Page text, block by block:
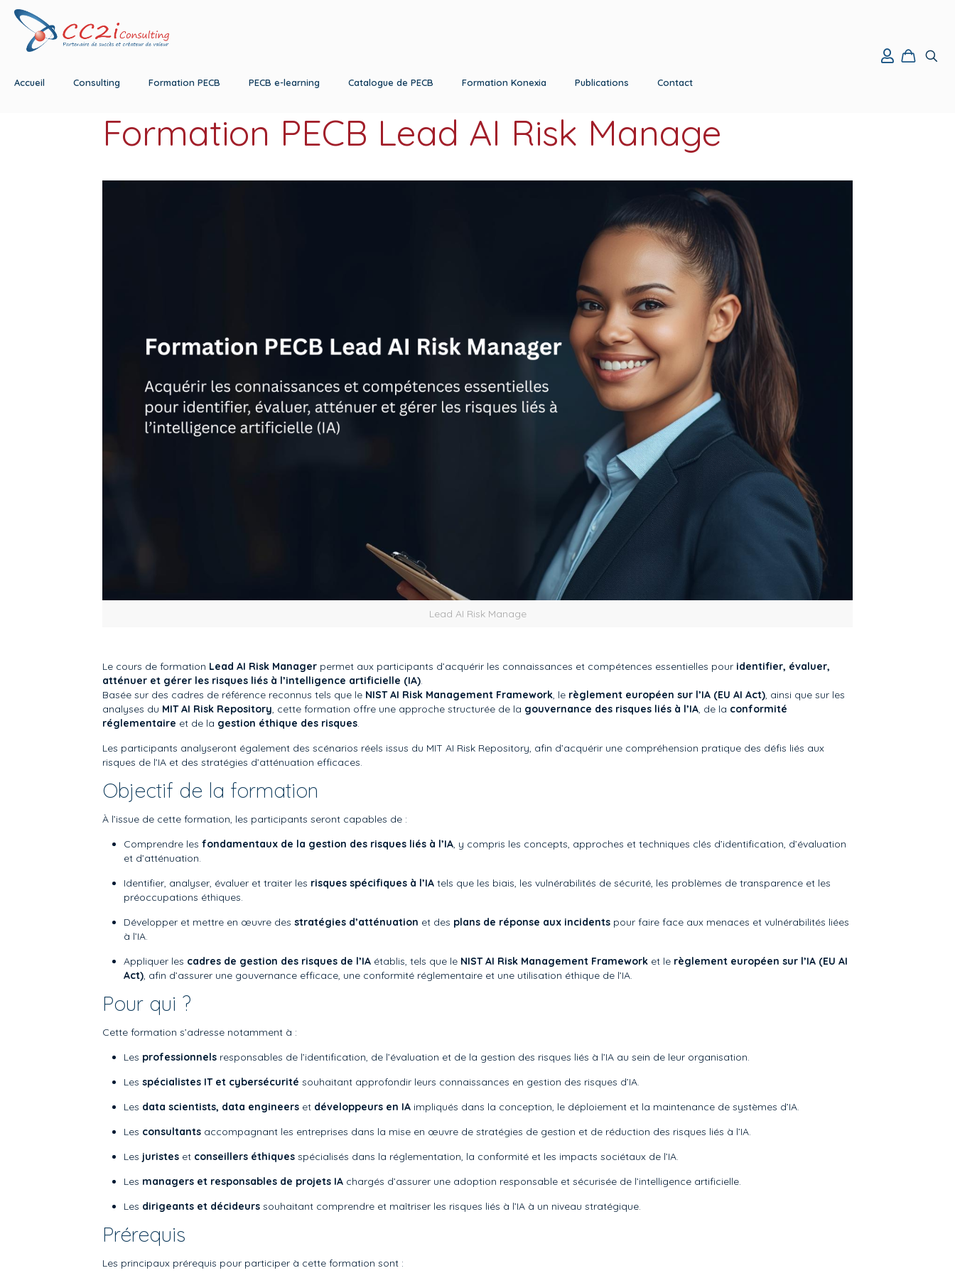
Accueil Consulting Formation PECB PECB e-learning Catalogue de PECB Formation Konexia Publications Contact
Formation PECB Lead AI Risk Manage
Lead AI Risk Manage
Le cours de formation Lead AI Risk Manager permet aux participants d’acquérir les connaissances et compétences essentielles pour identifier, évaluer,
atténuer et gérer les risques liés à l’intelligence artificielle (IA).
Basée sur des cadres de référence reconnus tels que le NIST AI Risk Management Framework, le règlement européen sur l’IA (EU AI Act), ainsi que sur les
analyses du MIT AI Risk Repository, cette formation offre une approche structurée de la gouvernance des risques liés à l’IA, de la conformité
réglementaire et de la gestion éthique des risques.
Les participants analyseront également des scénarios réels issus du MIT AI Risk Repository, afin d’acquérir une compréhension pratique des défis liés aux
risques de l’IA et des stratégies d’atténuation efficaces.
Objectif de la formation
À l’issue de cette formation, les participants seront capables de :
Comprendre les fondamentaux de la gestion des risques liés à l’IA, y compris les concepts, approches et techniques clés d’identification, d’évaluation
et d’atténuation.
Identifier, analyser, évaluer et traiter les risques spécifiques à l’IA tels que les biais, les vulnérabilités de sécurité, les problèmes de transparence et les
préoccupations éthiques.
Développer et mettre en œuvre des stratégies d’atténuation et des plans de réponse aux incidents pour faire face aux menaces et vulnérabilités liées
à l’IA.
Appliquer les cadres de gestion des risques de l’IA établis, tels que le NIST AI Risk Management Framework et le règlement européen sur l’IA (EU AI
Act), afin d’assurer une gouvernance efficace, une conformité réglementaire et une utilisation éthique de l’IA.
Pour qui ?
Cette formation s’adresse notamment à :
Les professionnels responsables de l’identification, de l’évaluation et de la gestion des risques liés à l’IA au sein de leur organisation.
Les spécialistes IT et cybersécurité souhaitant approfondir leurs connaissances en gestion des risques d’IA.
Les data scientists, data engineers et développeurs en IA impliqués dans la conception, le déploiement et la maintenance de systèmes d’IA.
Les consultants accompagnant les entreprises dans la mise en œuvre de stratégies de gestion et de réduction des risques liés à l’IA.
Les juristes et conseillers éthiques spécialisés dans la réglementation, la conformité et les impacts sociétaux de l’IA.
Les managers et responsables de projets IA chargés d’assurer une adoption responsable et sécurisée de l’intelligence artificielle.
Les dirigeants et décideurs souhaitant comprendre et maîtriser les risques liés à l’IA à un niveau stratégique.
Prérequis
Les principaux prérequis pour participer à cette formation sont :